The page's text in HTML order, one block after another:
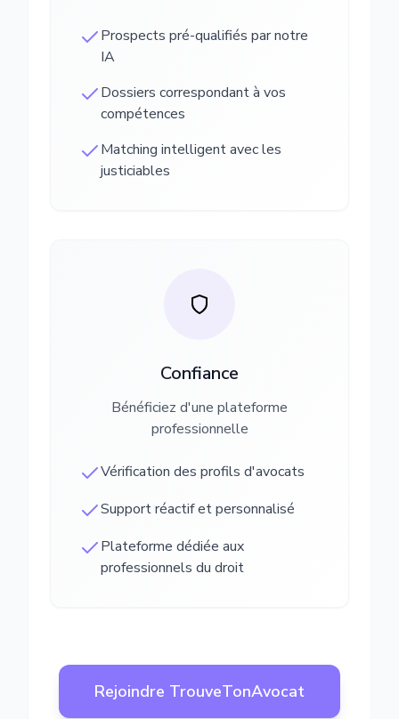
Prospects pré-qualifiés par notre
IA
Dossiers correspondant à vos
compétences
Matching intelligent avec les
justiciables
Confiance
Bénéficiez d'une plateforme
professionnelle
Vérification des profils d'avocats
Support réactif et personnalisé
Plateforme dédiée aux
professionnels du droit
Rejoindre TrouveTonAvocat